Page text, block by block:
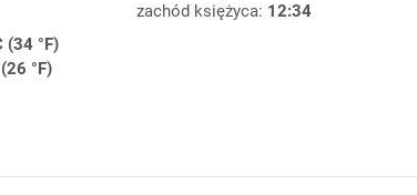
zachód księżyca: 12:34
(34 °F)
°F)